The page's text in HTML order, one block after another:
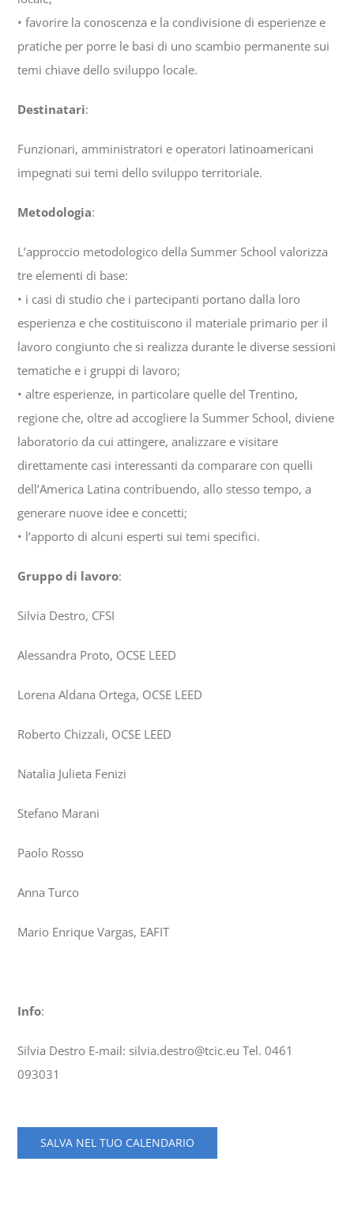
• favorire la conoscenza e la condivisione di esperienze e
pratiche per porre le basi di uno scambio permanente sui
temi chiave dello sviluppo locale.
Destinatari:
Funzionari, amministratori e operatori latinoamericani
impegnati sui temi dello sviluppo territoriale.
Metodologia:
L’approccio metodologico della Summer School valorizza
tre elementi di base:
• i casi di studio che i partecipanti portano dalla loro
esperienza e che costituiscono il materiale primario per il
lavoro congiunto che si realizza durante le diverse sessioni
tematiche e i gruppi di lavoro;
• altre esperienze, in particolare quelle del Trentino,
regione che, oltre ad accogliere la Summer School, diviene
laboratorio da cui attingere, analizzare e visitare
direttamente casi interessanti da comparare con quelli
dell’America Latina contribuendo, allo stesso tempo, a
generare nuove idee e concetti;
• l’apporto di alcuni esperti sui temi specifici.
Gruppo di lavoro:
Silvia Destro, CFSI
Alessandra Proto, OCSE LEED
Lorena Aldana Ortega, OCSE LEED
Roberto Chizzali, OCSE LEED
Natalia Julieta Fenizi
Stefano Marani
Paolo Rosso
Anna Turco
Mario Enrique Vargas, EAFIT
Info:
Silvia Destro E-mail: silvia.destro@tcic.eu Tel. 0461
093031
SALVA NEL TUO CALENDARIO